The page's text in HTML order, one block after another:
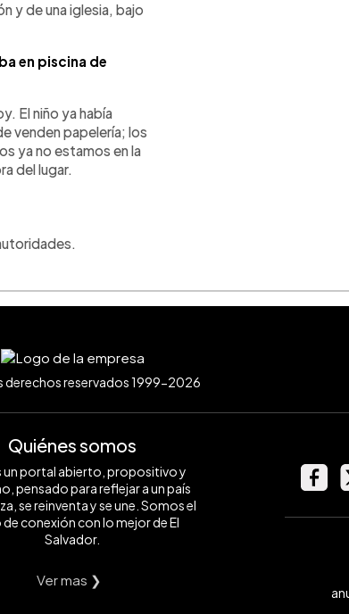
y de una iglesia, bajo
en piscina de
El niño ya había
venden papelería; los
ya no estamos en la
del lugar.
derechos reservados 1999-2026
Quiénes somos
un portal abierto, propositivo y
pensado para reflejar a un país
se reinventa y se une. Somos el
conexión con lo mejor de El
Salvador.
Ver mas ❯